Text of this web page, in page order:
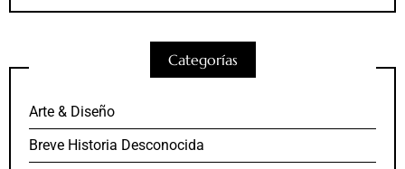
Categorías
Arte & Diseño
Breve Historia Desconocida